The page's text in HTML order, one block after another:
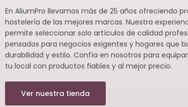
En AliumPro llevamos más de 25 años ofreciendo
hostelería de las mejores marcas. Nuestra
permite seleccionar solo artículos de calidad
pensados para negocios exigentes y hogares que
durabilidad y estilo. Confía en nosotros para
tu local con productos fiables y al mejor precio.
Ver nuestra tienda